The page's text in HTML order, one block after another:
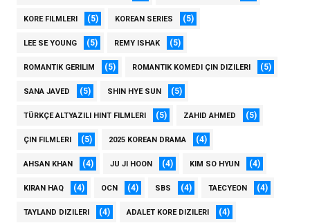
KORE FILMLERI (5) KOREAN SERIES (5)
LEE SE YOUNG (5) REMY ISHAK (5)
ROMANTIK GERILIM (5) ROMANTIK KOMEDI ÇIN DIZILERI (5)
SANA JAVED (5) SHIN HYE SUN (5)
TÜRKÇE ALTYAZILI HINT FILMLERI (5) ZAHID AHMED (5)
ÇIN FILMLERI (5) 2025 KOREAN DRAMA (4)
AHSAN KHAN (4) JU JI HOON (4) KIM SO HYUN (4)
KIRAN HAQ (4) OCN (4) SBS (4) TAECYEON (4)
TAYLAND DIZILERI (4) ADALET KORE DIZILERI (4)